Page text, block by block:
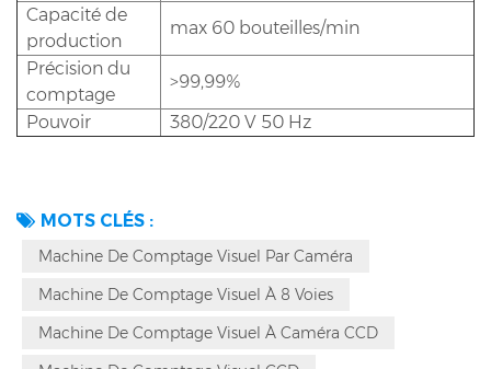
Capacité de
production
max 60 bouteilles/min
Précision du
comptage
>99,99%
Pouvoir
380/220 V 50 Hz
MOTS CLÉS :
Machine De Comptage Visuel Par Caméra
Machine De Comptage Visuel À 8 Voies
Machine De Comptage Visuel À Caméra CCD